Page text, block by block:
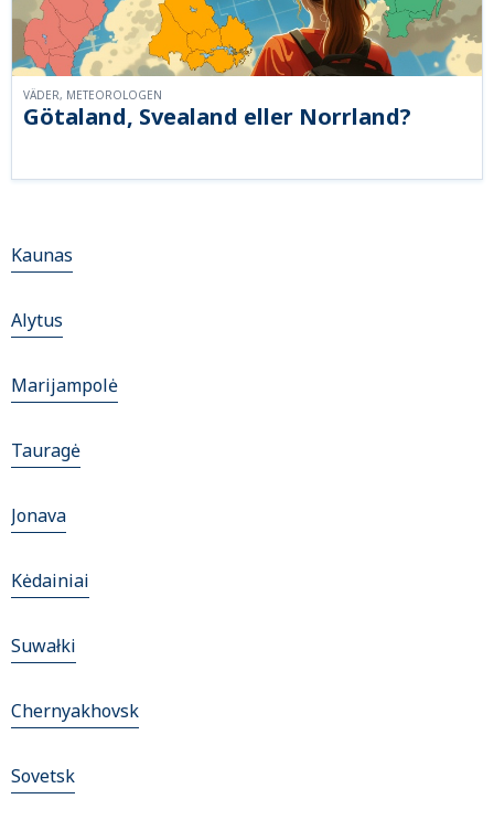
Götaland, Svealand eller Norrland?
VÄDER, METEOROLOGEN
Kaunas
Alytus
Marijampolė
Tauragė
Jonava
Kėdainiai
Suwałki
Chernyakhovsk
Sovetsk